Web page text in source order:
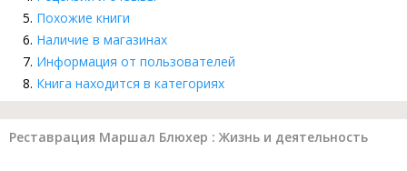
Похожие книги
Наличие в магазинах
Информация от пользователей
Книга находится в категориях
Реставрация Маршал Блюхер : Жизнь и деятельность